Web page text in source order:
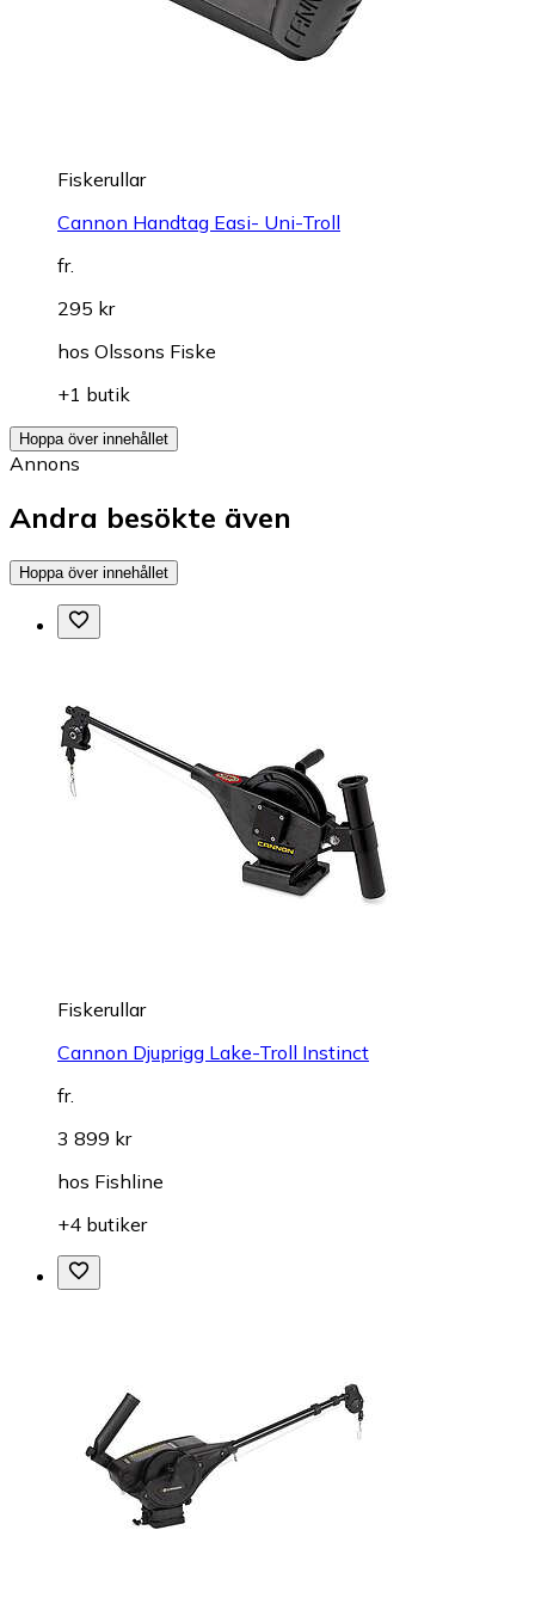
Fiskerullar
Cannon Handtag Easi- Uni-Troll
fr.
295 kr
hos Olssons Fiske
+1 butik
Hoppa över innehållet
Annons
Andra besökte även
Hoppa över innehållet
Fiskerullar
Cannon Djuprigg Lake-Troll Instinct
fr.
3 899 kr
hos Fishline
+4 butiker